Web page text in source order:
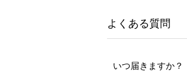
よくある質問
いつ届きますか？